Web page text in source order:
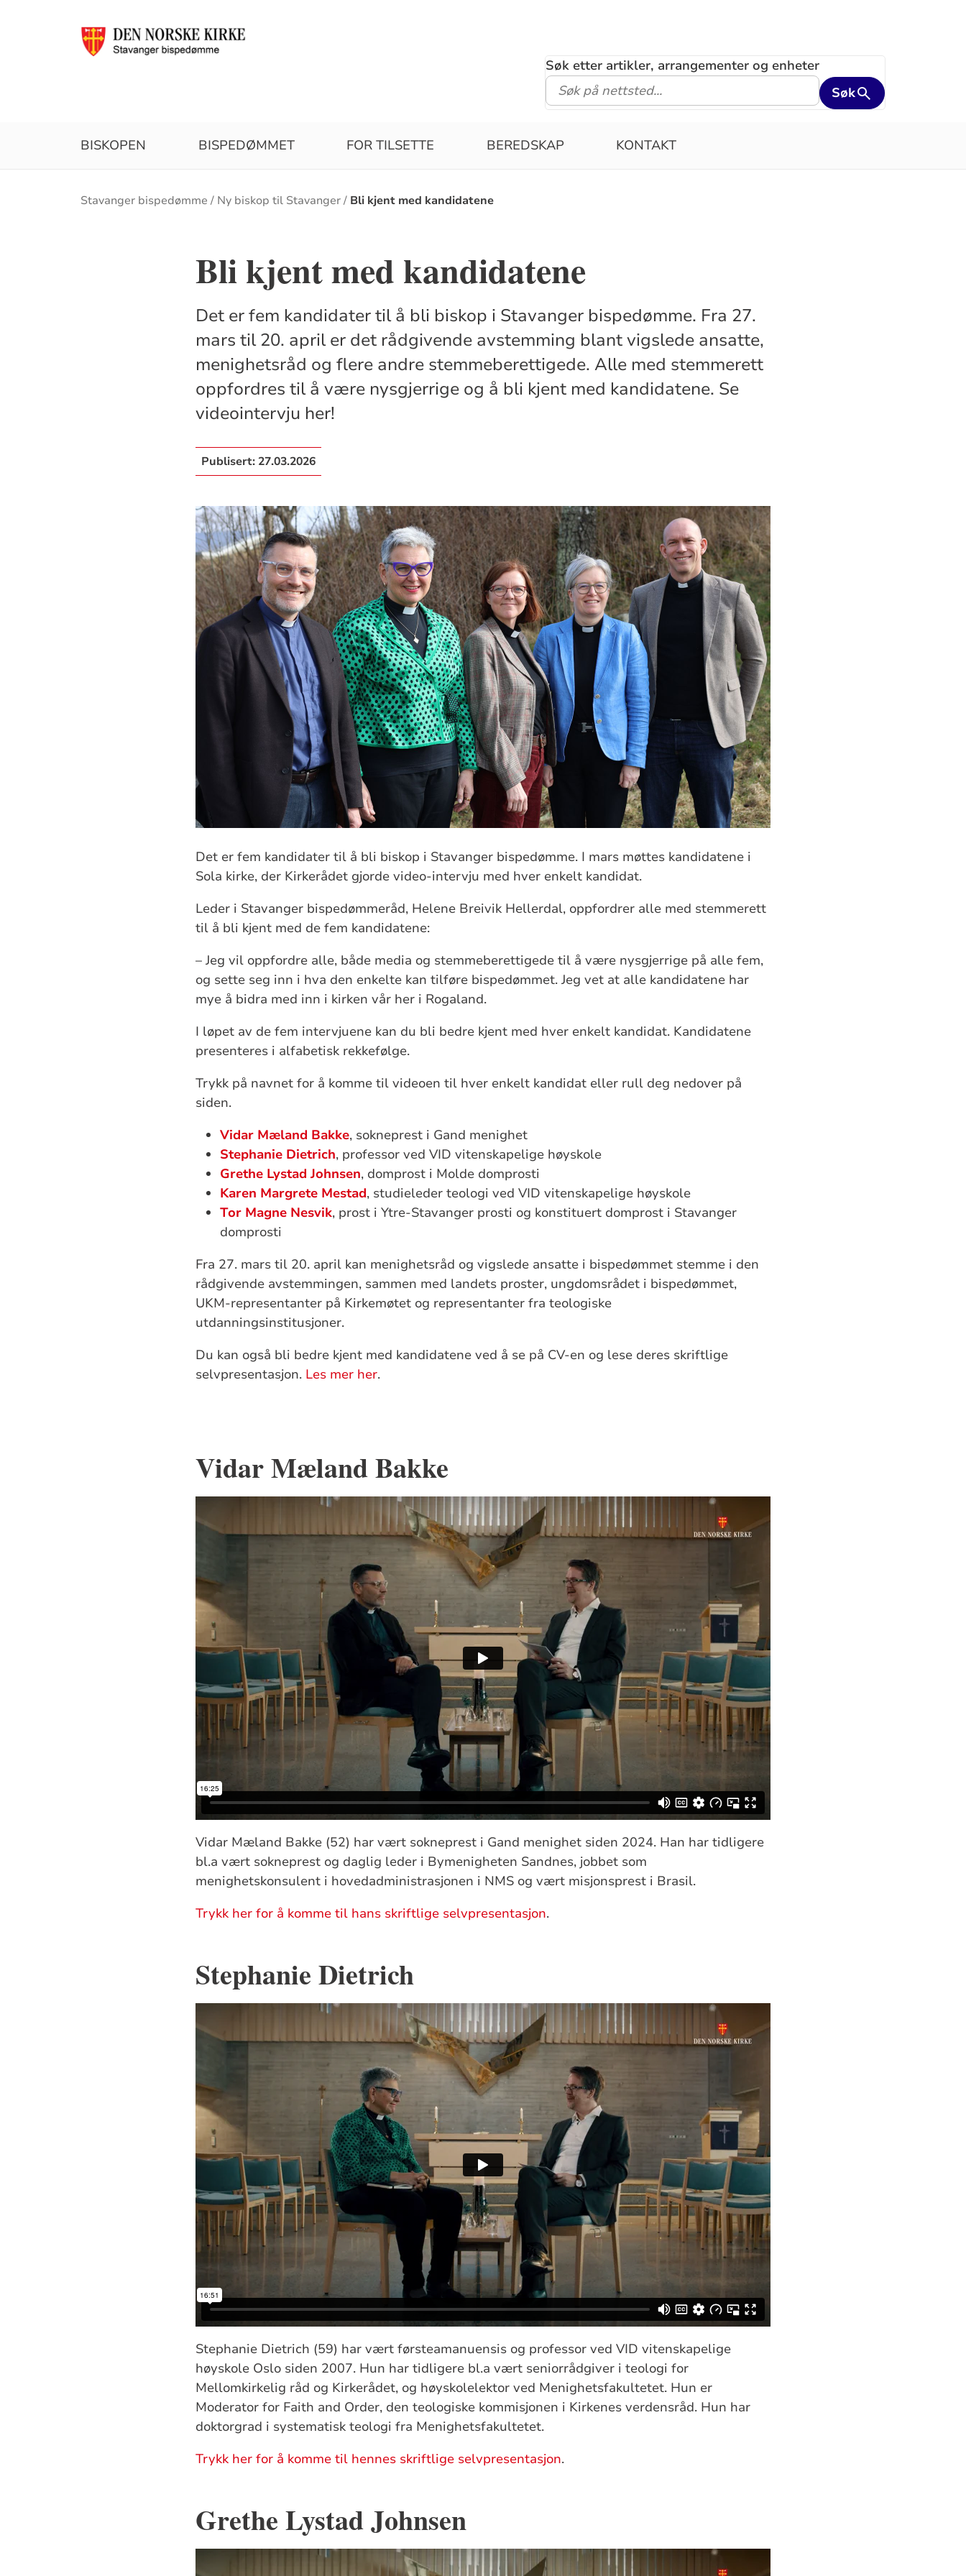
Søk etter artikler, arrangementer og enheter
Søk
BISKOPEN BISPEDØMMET FOR TILSETTE BEREDSKAP KONTAKT
Brødsmulesti
Stavanger bispedømme Ny biskop til Stavanger Bli kjent med kandidatene
Bli kjent med kandidatene
Det er fem kandidater til å bli biskop i Stavanger bispedømme. Fra 27.
mars til 20. april er det rådgivende avstemming blant vigslede ansatte,
menighetsråd og flere andre stemmeberettigede. Alle med stemmerett
oppfordres til å være nysgjerrige og å bli kjent med kandidatene. Se
videointervju her!
Publisert: 27.03.2026
Det er fem kandidater til å bli biskop i Stavanger bispedømme. I mars møttes kandidatene i
Sola kirke, der Kirkerådet gjorde video-intervju med hver enkelt kandidat.
Leder i Stavanger bispedømmeråd, Helene Breivik Hellerdal, oppfordrer alle med stemmerett
til å bli kjent med de fem kandidatene:
– Jeg vil oppfordre alle, både media og stemmeberettigede til å være nysgjerrige på alle fem,
og sette seg inn i hva den enkelte kan tilføre bispedømmet. Jeg vet at alle kandidatene har
mye å bidra med inn i kirken vår her i Rogaland.
I løpet av de fem intervjuene kan du bli bedre kjent med hver enkelt kandidat. Kandidatene
presenteres i alfabetisk rekkefølge.
Trykk på navnet for å komme til videoen til hver enkelt kandidat eller rull deg nedover på
siden.
Vidar Mæland Bakke, sokneprest i Gand menighet
Stephanie Dietrich, professor ved VID vitenskapelige høyskole
Grethe Lystad Johnsen, domprost i Molde domprosti
Karen Margrete Mestad, studieleder teologi ved VID vitenskapelige høyskole
Tor Magne Nesvik, prost i Ytre-Stavanger prosti og konstituert domprost i Stavanger
domprosti
Fra 27. mars til 20. april kan menighetsråd og vigslede ansatte i bispedømmet stemme i den
rådgivende avstemmingen, sammen med landets proster, ungdomsrådet i bispedømmet,
UKM-representanter på Kirkemøtet og representanter fra teologiske
utdanningsinstitusjoner.
Du kan også bli bedre kjent med kandidatene ved å se på CV-en og lese deres skriftlige
selvpresentasjon. Les mer her.
Vidar Mæland Bakke
Vidar Mæland Bakke (52) har vært sokneprest i Gand menighet siden 2024. Han har tidligere
bl.a vært sokneprest og daglig leder i Bymenigheten Sandnes, jobbet som
menighetskonsulent i hovedadministrasjonen i NMS og vært misjonsprest i Brasil.
Trykk her for å komme til hans skriftlige selvpresentasjon.
Stephanie Dietrich
Stephanie Dietrich (59) har vært førsteamanuensis og professor ved VID vitenskapelige
høyskole Oslo siden 2007. Hun har tidligere bl.a vært seniorrådgiver i teologi for
Mellomkirkelig råd og Kirkerådet, og høyskolelektor ved Menighetsfakultetet. Hun er
Moderator for Faith and Order, den teologiske kommisjonen i Kirkenes verdensråd. Hun har
doktorgrad i systematisk teologi fra Menighetsfakultetet.
Trykk her for å komme til hennes skriftlige selvpresentasjon.
Grethe Lystad Johnsen